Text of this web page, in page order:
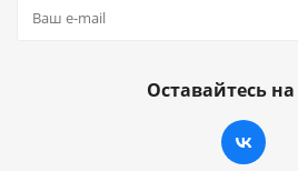
Оставайтесь на